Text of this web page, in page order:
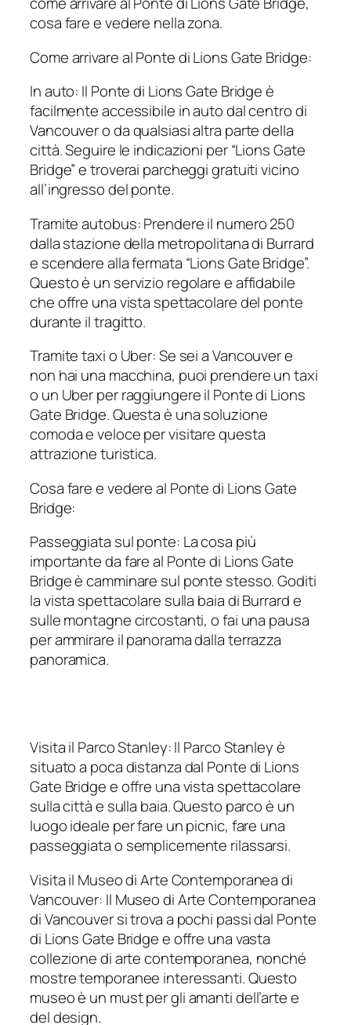
cosa fare e vedere nella zona.
Come arrivare al Ponte di Lions Gate Bridge:
In auto: Il Ponte di Lions Gate Bridge è
facilmente accessibile in auto dal centro di
Vancouver o da qualsiasi altra parte della
città. Seguire le indicazioni per “Lions Gate
Bridge” e troverai parcheggi gratuiti vicino
all’ingresso del ponte.
Tramite autobus: Prendere il numero 250
dalla stazione della metropolitana di Burrard
e scendere alla fermata “Lions Gate Bridge”.
Questo è un servizio regolare e affidabile
che offre una vista spettacolare del ponte
durante il tragitto.
Tramite taxi o Uber: Se sei a Vancouver e
non hai una macchina, puoi prendere un taxi
o un Uber per raggiungere il Ponte di Lions
Gate Bridge. Questa è una soluzione
comoda e veloce per visitare questa
attrazione turistica.
Cosa fare e vedere al Ponte di Lions Gate
Bridge:
Passeggiata sul ponte: La cosa più
importante da fare al Ponte di Lions Gate
Bridge è camminare sul ponte stesso. Goditi
la vista spettacolare sulla baia di Burrard e
sulle montagne circostanti, o fai una pausa
per ammirare il panorama dalla terrazza
panoramica.
Visita il Parco Stanley: Il Parco Stanley è
situato a poca distanza dal Ponte di Lions
Gate Bridge e offre una vista spettacolare
sulla città e sulla baia. Questo parco è un
luogo ideale per fare un picnic, fare una
passeggiata o semplicemente rilassarsi.
Visita il Museo di Arte Contemporanea di
Vancouver: Il Museo di Arte Contemporanea
di Vancouver si trova a pochi passi dal Ponte
di Lions Gate Bridge e offre una vasta
collezione di arte contemporanea, nonché
mostre temporanee interessanti. Questo
museo è un must per gli amanti dell’arte e
del design.